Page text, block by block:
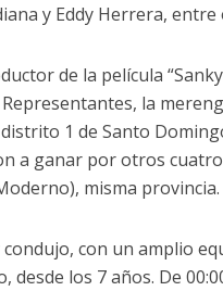
y Eddy Herrera, entre
de la película
la
1 de Santo
a ganar por otros
misma provincia.
con un amplio
desde los 7 años. De